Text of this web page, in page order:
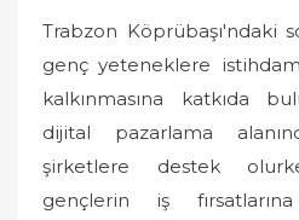
Trabzon Köprübaşı'ndaki
genç yeteneklere
kalkınmasına katkıda
dijital pazarlama
şirketlere destek
gençlerin iş